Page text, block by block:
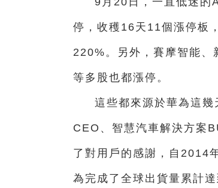
停，收穫16天11個漲停板
220%。另外，賽摩智能、
等多股也都漲停。
這些都來源於華為這
CEO、智慧汽車解決方案
了對用戶的感謝，自
為完成了全球出貨量累計達